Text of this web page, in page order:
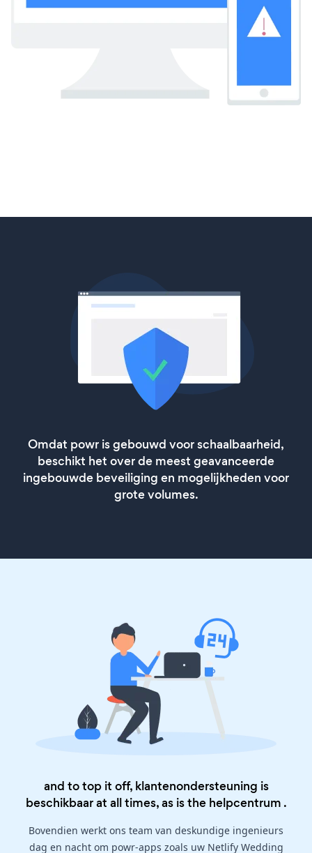
Omdat powr is gebouwd voor schaalbaarheid,
beschikt het over de meest geavanceerde
ingebouwde beveiliging en mogelijkheden voor
grote volumes.
and to top it off, klantenondersteuning is
beschikbaar at all times, as is the helpcentrum .
Bovendien werkt ons team van deskundige ingenieurs
dag en nacht om powr-apps zoals uw Netlify Wedding